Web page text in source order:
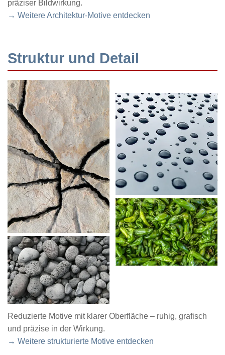
präziser Bildwirkung.
→ Weitere Architektur-Motive entdecken
Struktur und Detail
Reduzierte Motive mit klarer Oberfläche – ruhig, grafisch
und präzise in der Wirkung.
→ Weitere strukturierte Motive entdecken